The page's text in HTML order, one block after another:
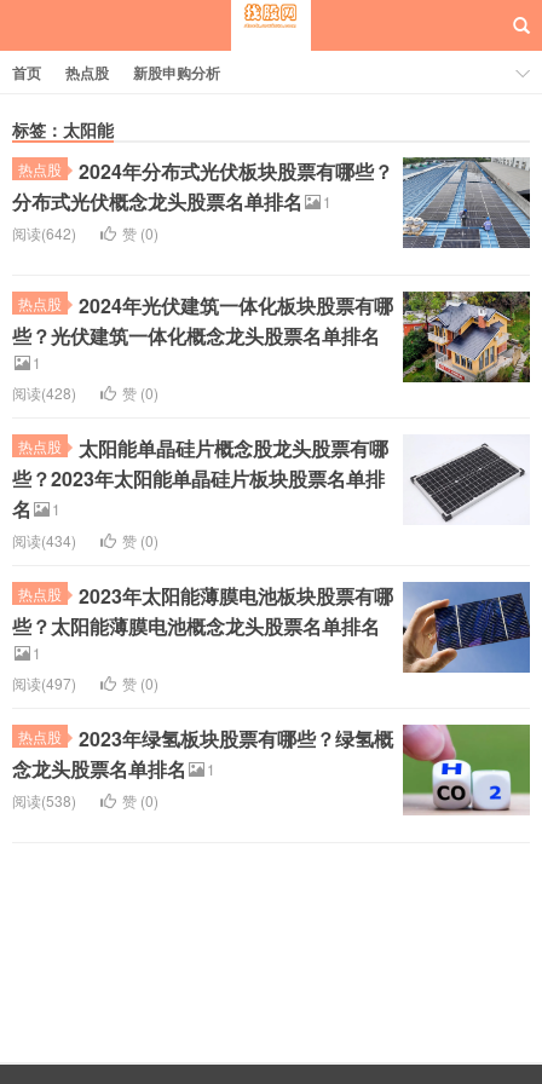
每日概念股
首页 热点股 新股申购分析
标签：太阳能
热点股
2024年分布式光伏板块股票有哪些？
分布式光伏概念龙头股票名单排名
1
阅读(642)
赞 (0)
热点股
2024年光伏建筑一体化板块股票有哪
些？光伏建筑一体化概念龙头股票名单排名
1
阅读(428)
赞 (0)
热点股
太阳能单晶硅片概念股龙头股票有哪
些？2023年太阳能单晶硅片板块股票名单排
名
1
阅读(434)
赞 (0)
热点股
2023年太阳能薄膜电池板块股票有哪
些？太阳能薄膜电池概念龙头股票名单排名
1
阅读(497)
赞 (0)
热点股
2023年绿氢板块股票有哪些？绿氢概
念龙头股票名单排名
1
阅读(538)
赞 (0)